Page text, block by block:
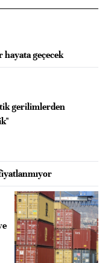
hayata geçecek
gerilimlerden